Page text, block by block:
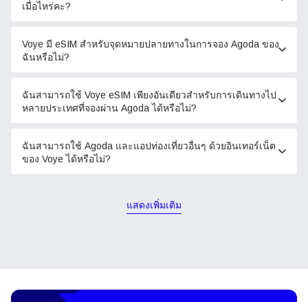
เมื่อไหร่คะ?
Voye มี eSIM สำหรับจุดหมายปลายทางในการจอง Agoda ของ
ฉันหรือไม่?
ฉันสามารถใช้ Voye eSIM เพียงอันเดียวสำหรับการเดินทางไป
หลายประเทศที่จองผ่าน Agoda ได้หรือไม่?
ฉันสามารถใช้ Agoda และแอปท่องเที่ยวอื่นๆ ด้วยอินเทอร์เน็ต
ของ Voye ได้หรือไม่?
แสดงเพิ่มเติม